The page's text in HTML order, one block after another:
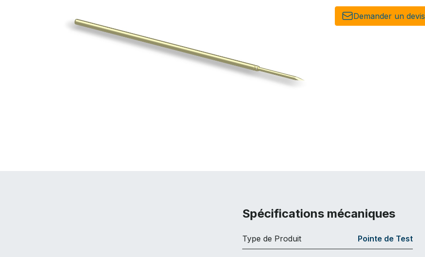
Demander un de​​vis​​
Spécifications mécaniques
Type de Produit Pointe de Test